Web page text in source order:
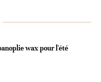
wax pour l'été